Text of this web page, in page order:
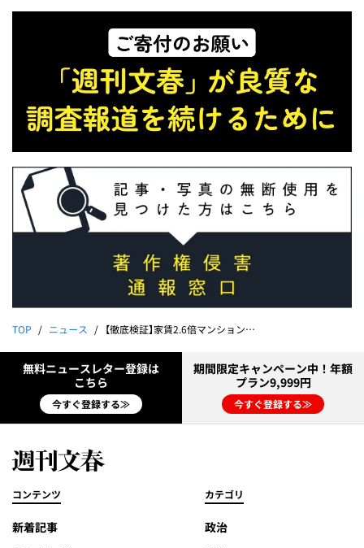
TOP ニュース 【徹底検証】家賃2.6倍マンション 中国人オーナー企業が買った8物件を発見！｜「中国の乗っ取りを許すな！」追及キャンペーン③
無料ニュースレター登録は
こちら
今すぐ登録する≫
期間限定キャンペーン中！年額
プラン9,999円
今すぐ登録する≫
コンテンツ
新着記事
カテゴリ
政治